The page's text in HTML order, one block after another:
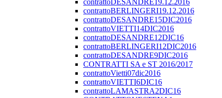
contrattoDESANDRE19.12.2016
contrattoBERLINGERI19.12.2016
contrattoDESANDRE15DIC2016
contrattoVIETTI14DIC2016
contrattoDESANDRE12DIC16
contrattoBERLINGERI12DIC2016
contrattoDESANDRE9DIC2016
CONTRATTI SA e ST 2016/2017
contrattoVietti07dic2016
contrattoVIETTI6DIC16
contrattoLAMASTRA2DIC16